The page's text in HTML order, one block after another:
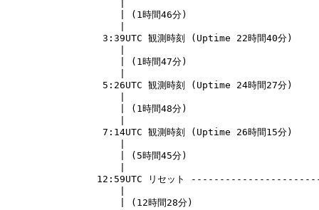
| (1時間46分)
3:39UTC 観測時刻 (Uptime 22時間40分)
| (1時間47分)
5:26UTC 観測時刻 (Uptime 24時間27分)
| (1時間48分)
7:14UTC 観測時刻 (Uptime 26時間15分)
| (5時間45分)
12:59UTC リセット
| (12時間28分)